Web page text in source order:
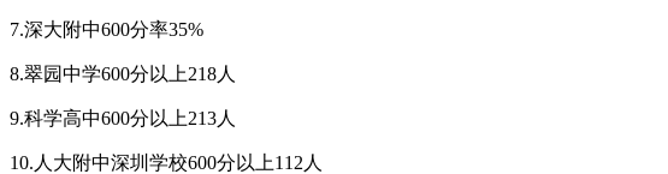
7.深大附中600分率35%
8.翠园中学600分以上218人
9.科学高中600分以上213人
10.人大附中深圳学校600分以上112人